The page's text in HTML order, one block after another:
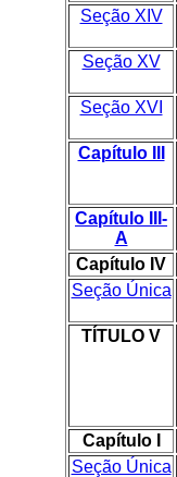
Seção XIV
Seção XV
Seção XVI
Capítulo III
Capítulo III-
A
Capítulo IV
Seção Única
TÍTULO V
Capítulo I
Seção Única